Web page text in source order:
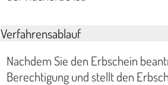
Verfahrensablauf
Nachdem Sie den Erbschein
Berechtigung und stellt den